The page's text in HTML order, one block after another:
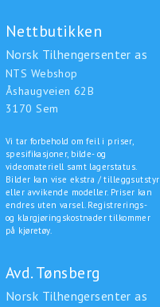
Nettbutikken
Norsk Tilhengersenter as
NTS Webshop
Åshaugveien 62B
3170 Sem
Vi tar forbehold om feil i priser,
spesifikasjoner, bilde- og
videomateriell samt lagerstatus.
Bilder kan vise ekstra / tilleggsutstyr
eller avvikende modeller. Priser kan
endres uten varsel. Registrerings-
og klargjøringskostnader tilkommer
på kjøretøy.
Avd. Tønsberg
Norsk Tilhengersenter as